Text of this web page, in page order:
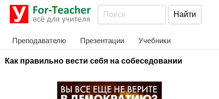
Преподавателю Презентации Учебники
Как правильно вести себя на собеседовании